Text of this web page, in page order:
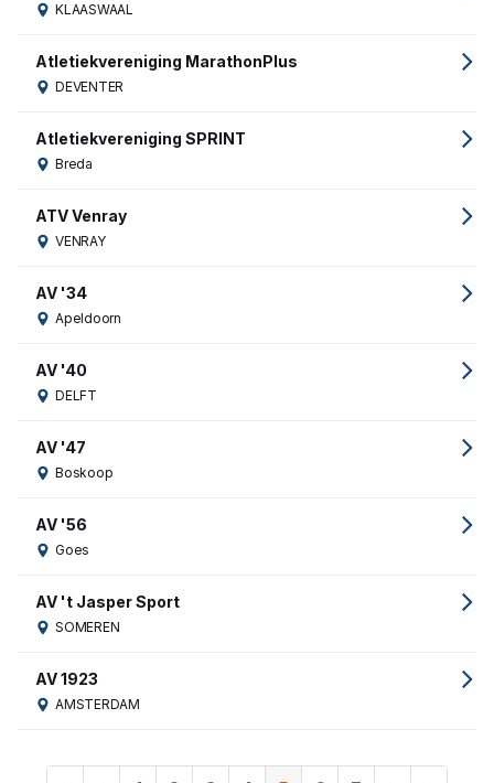
KLAASWAAL
Atletiekvereniging MarathonPlus
DEVENTER
Atletiekvereniging SPRINT
Breda
ATV Venray
VENRAY
AV '34
Apeldoorn
AV '40
DELFT
AV '47
Boskoop
AV '56
Goes
AV 't Jasper Sport
SOMEREN
AV 1923
AMSTERDAM